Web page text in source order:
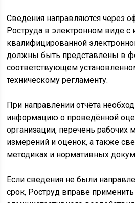
Сведения направляются через
Роструда в электронном виде с
квалифицированной
должны быть представлены в
соответствующем
техническому регламенту.
При направлении отчёта
информацию о проведённой
организации, перечень рабочих
измерений и оценок, а также
методиках и нормативных
Если сведения не были
срок, Роструд вправе